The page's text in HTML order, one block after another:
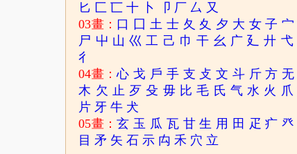
匕 匚 匸 十 卜 卩 厂 厶 又
03畫： 口 囗 土 士 夂 夊 夕 大 女 子 宀
尸 屮 山 巛 工 己 巾 干 幺 广 廴 廾 弋
彳
04畫：心 戈 戶 手 支 攴 文 斗 斤 方 无
木 欠 止 歹 殳 毋 比 毛 氏 气 水 火 爪
片 牙 牛 犬
05畫：玄 玉 瓜 瓦 甘 生 用 田 疋 疒 癶
目 矛 矢 石 示 禸 禾 穴 立